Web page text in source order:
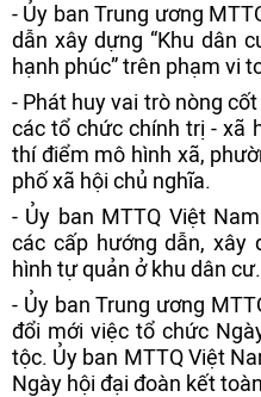
- Ủy ban Trung ương
dẫn xây dựng “Khu dân
hạnh phúc” trên phạm vi
- Phát huy vai trò nòng
các tổ chức chính trị - xã
thí điểm mô hình xã,
phố xã hội chủ nghĩa.
- Ủy ban MTTQ Việt
các cấp hướng dẫn, xây
hình tự quản ở khu dân cư.
- Ủy ban Trung ương
đổi mới việc tổ chức
tộc. Ủy ban MTTQ Việt
Ngày hội đại đoàn kết